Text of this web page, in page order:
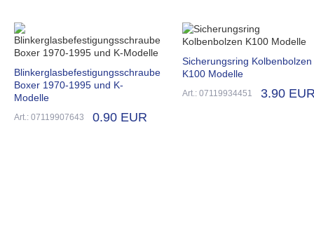
Blinkerglasbefestigungsschraube
Boxer 1970-1995 und K-
Modelle
Art.: 07119907643 0.90 EUR
Sicherungsring Kolbenbolzen
K100 Modelle
Art.: 07119934451 3.90